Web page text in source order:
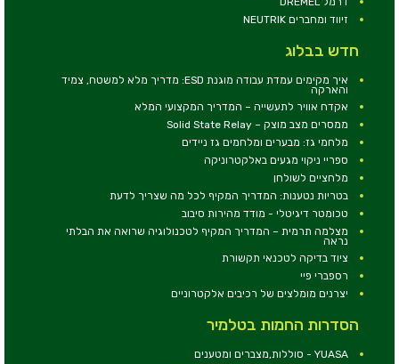
זיווד ומחברים NEUTRIK
חדש בבלוג
איך מקימים עמדת עבודה מוגנת ESD: מדריך מלא למשטח, צמיד
והארקה
אקדח אוויר לתעשייה – המדריך המקצועי המלא
ממסרים מצב מוצק – Solid State Relay
מלחמי גז: מבערים ומלחמים גז ניידים
ספריי ניקוי מגעים באלקטרוניקה
מלחציים לשולחן
בטריות נטענות: המדריך המקיף לכל מה שצריך לדעת
טכומטר דיגיטלי - מודד מהירות סיבוב
מצלמה תרמית – המדריך המקיף לטכנולוגיה שרואה את הבלתי
נראה
ציוד בדיקה לטכנאי תקשורת
רספברי פיי
יצרנים מומלצים של רכיבים אלקטרוניים
הסדרות החמות בטלמיר
YUASA - סוללות,מצברים ומטענים